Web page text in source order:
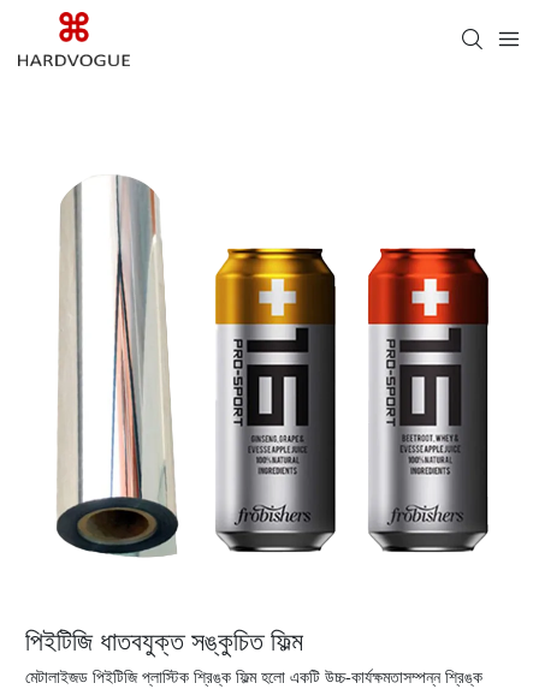
পিইটিজি ধাতবযুক্ত সঙ্কুচিত ফিল্ম
মেটালাইজড পিইটিজি প্লাস্টিক শ্রিঙ্ক ফিল্ম হলো একটি উচ্চ-কার্যক্ষমতাসম্পন্ন শ্রিঙ্ক